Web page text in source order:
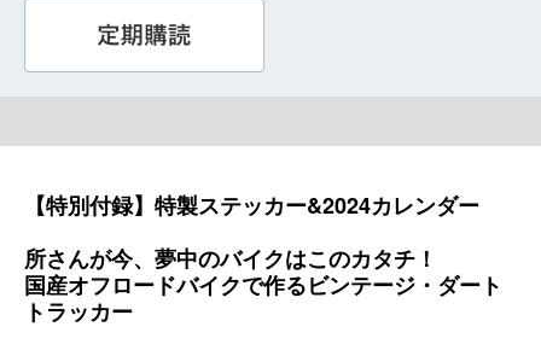
【特別付録】特製ステッカー&2024カレンダー
所さんが今、夢中のバイクはこのカタチ！
国産オフロードバイクで作るビンテージ・ダート
トラッカー